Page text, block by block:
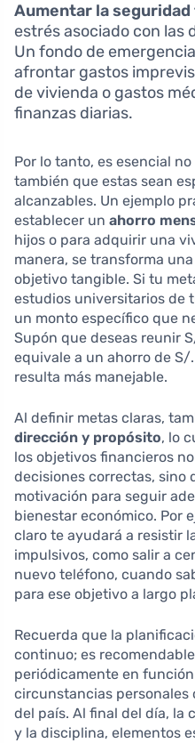
Aumentar la
estrés asociado con las
Un fondo de
afrontar gastos
de vivienda o gastos
finanzas diarias.
Por lo tanto, es esencial
también que estas sean
alcanzables. Un ejemplo
establecer un ahorro
hijos o para adquirir una
manera, se transforma
objetivo tangible. Si tu
estudios universitarios de
un monto específico que
Supón que deseas reunir
equivale a un ahorro de
resulta más manejable.
Al definir metas claras,
dirección y propósito, lo
los objetivos financieros
decisiones correctas, sino
motivación para seguir
bienestar económico. Por
claro te ayudará a resistir
impulsivos, como salir a
nuevo teléfono, cuando
para ese objetivo a largo
Recuerda que la
continuo; es
periódicamente en
circunstancias personales
del país. Al final del día, la
y la disciplina, elementos